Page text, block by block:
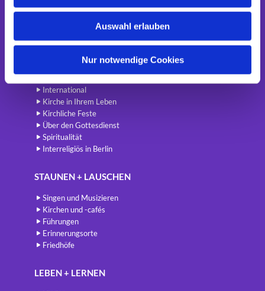
Auswahl erlauben
Nur notwendige Cookies
Startseite
BETEN + FEIERN
International
Kirche in Ihrem Leben
Kirchliche Feste
Über den Gottesdienst
Spiritualität
Interreligiös in Berlin
STAUNEN + LAUSCHEN
Singen und Musizieren
Kirchen und -cafés
Führungen
Erinnerungsorte
Friedhöfe
LEBEN + LERNEN